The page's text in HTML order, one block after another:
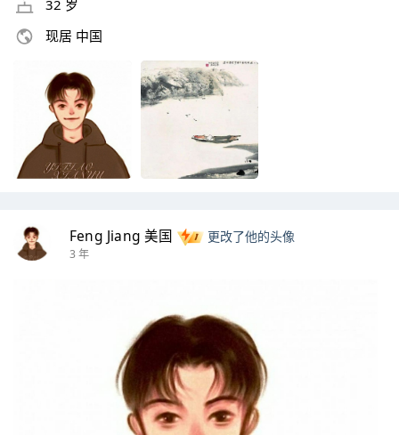
32 岁
现居 中国
Feng Jiang 美国 更改了他的头像
3 年